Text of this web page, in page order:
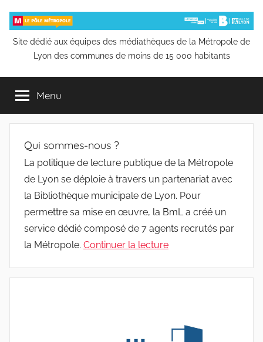
contenu
Pôle
Métropole
de
la
Bibliothèque
municipale
de
Lyon
Site dédié aux équipes des médiathèques de la Métropole de
Lyon des communes de moins de 15 000 habitants
Menu
Qui sommes-nous ?
La politique de lecture publique de la Métropole
de Lyon se déploie à travers un partenariat avec
la Bibliothèque municipale de Lyon. Pour
permettre sa mise en œuvre, la BmL a créé un
service dédié composé de 7 agents recrutés par
la Métropole. Continuer la lecture